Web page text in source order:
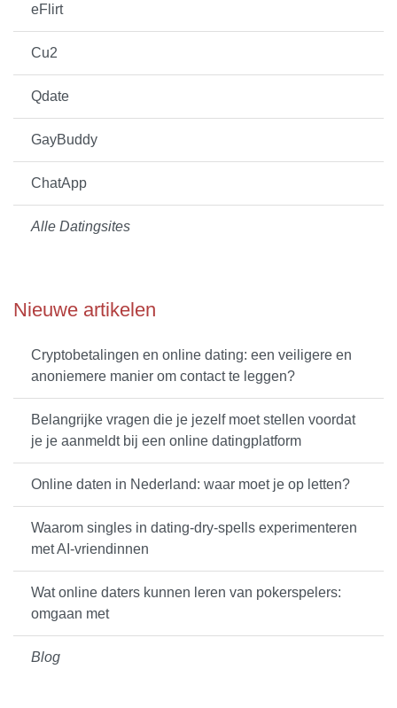
eFlirt
Cu2
Qdate
GayBuddy
ChatApp
Alle Datingsites
Nieuwe artikelen
Cryptobetalingen en online dating: een veiligere en
anoniemere manier om contact te leggen?
Belangrijke vragen die je jezelf moet stellen voordat
je je aanmeldt bij een online datingplatform
Online daten in Nederland: waar moet je op letten?
Waarom singles in dating-dry-spells experimenteren
met AI-vriendinnen
Wat online daters kunnen leren van pokerspelers:
omgaan met
Blog